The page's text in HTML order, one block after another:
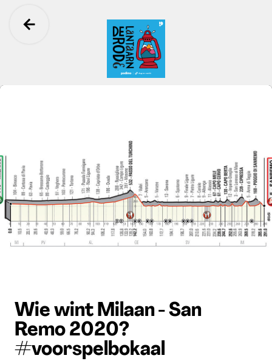
Ga terug
Wie wint Milaan - San
Remo 2020?
#voorspelbokaal